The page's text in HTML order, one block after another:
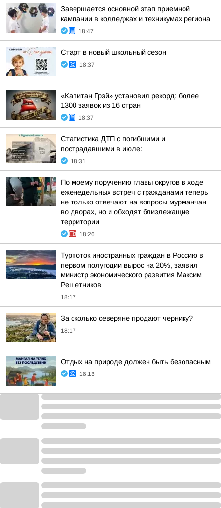
Завершается основной этап приемной
кампании в колледжах и техникумах региона
18:47
Старт в новый школьный сезон
18:37
«Капитан Грэй» установил рекорд: более
1300 заявок из 16 стран
18:37
Статистика ДТП с погибшими и
пострадавшими в июле:
18:31
По моему поручению главы округов в ходе
еженедельных встреч с гражданами теперь
не только отвечают на вопросы мурманчан
во дворах, но и обходят близлежащие
территории
18:26
Турпоток иностранных граждан в Россию в
первом полугодии вырос на 20%, заявил
министр экономического развития Максим
Решетников
18:17
За сколько северяне продают чернику?
18:17
Отдых на природе должен быть безопасным
18:13